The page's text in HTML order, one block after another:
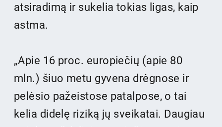
atsiradimą ir sukelia tokias ligas, kaip
astma.
„Apie 16 proc. europiečių (apie 80
mln.) šiuo metu gyvena drėgnose ir
pelėsio pažeistose patalpose, o tai
kelia didelę riziką jų sveikatai. Daugiau